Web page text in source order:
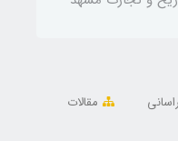
مقالات